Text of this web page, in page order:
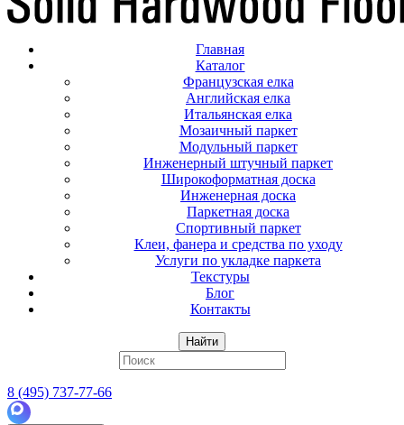
Главная
Каталог
Французская елка
Английская елка
Итальянская елка
Мозаичный паркет
Модульный паркет
Инженерный штучный паркет
Широкоформатная доска
Инженерная доска
Паркетная доска
Спортивный паркет
Клеи, фанера и средства по уходу
Услуги по укладке паркета
Текстуры
Блог
Контакты
Найти
8 (495) 737-77-66